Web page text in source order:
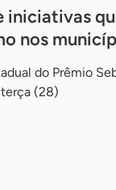
iniciativas
nos
do Prêmio
(28)